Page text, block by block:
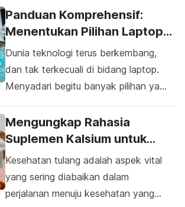
adalah sebuah keharusan yang bisa
menentukan nasib pasien. Menurut
stroke menempati peringkat kedua
sebagai penyebab kematian global.
Dengan angka ini, penting untuk
berharga ketika berhadapan dengan
kondisi yang […]
Panduan Komprehensif:
Menentukan Pilihan Laptop
Terbaik Sesuai Kebutuhan
Anda
Dunia teknologi terus berkembang,
dan tak terkecuali di bidang laptop.
Menyadari begitu banyak pilihan yang
kebutuhan Anda bisa menjadi tugas
yang menantang. Seiring perubahan
mungkin berubah. Dari tugas kuliah
hingga pekerjaan rumah, hingga
permainan dan desain grafis, pilihan
Mengungkap Rahasia
Suplemen Kalsium untuk
Kesehatan Tulang yang
Optimal
Kesehatan tulang adalah aspek vital
yang sering diabaikan dalam
perjalanan menuju kesehatan yang